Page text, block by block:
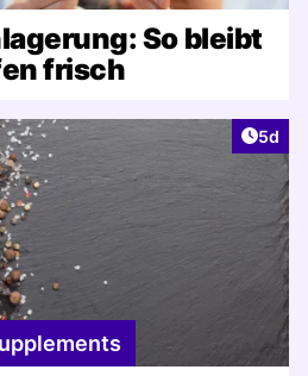
So bleibt
frisch
5d